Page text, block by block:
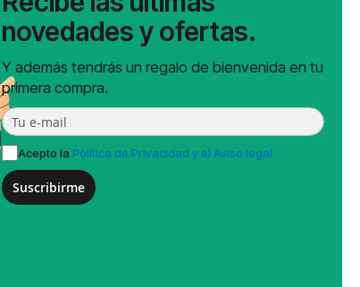
novedades y ofertas.
Y además tendrás un regalo de bienvenida en tu
primera compra.
Acepto la Política de Privacidad y el Aviso legal
Suscribirme